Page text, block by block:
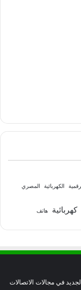
الكهربائية المصري
كهربائية هاتف
في مجالات الاتصالات